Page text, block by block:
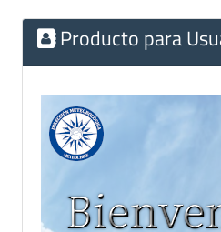
Producto para